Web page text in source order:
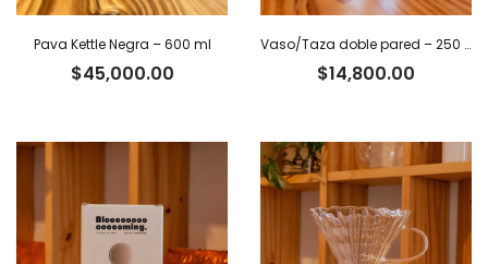
Pava Kettle Negra – 600 ml
$45,000.00
Vaso/Taza doble pared – 250 ml
$14,800.00